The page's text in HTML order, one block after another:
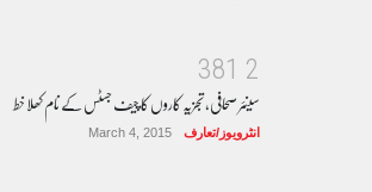
2
1
8
3
سینئر صحافی، تجزیہ کاروں کا چیف جسٹس کے نام کھلا خط
انٹرویوز/تعارف March 4, 2015